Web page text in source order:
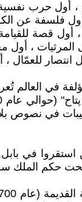
، أول حرب
عن
أول قصة
، أول
انتصار
مؤلفة في
في نصوص
حكم الملك